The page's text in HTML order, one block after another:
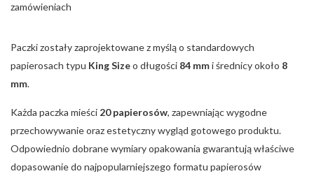
zamówieniach
Paczki zostały zaprojektowane z myślą o standardowych
papierosach typu King Sizeo długości 84 mmi średnicy około 8
mm.
Każda paczka mieści 20 papierosów, zapewniając wygodne
przechowywanie oraz estetyczny wygląd gotowego produktu.
Odpowiednio dobrane wymiary opakowania gwarantują właściwe
dopasowanie do najpopularniejszego formatu papierosów